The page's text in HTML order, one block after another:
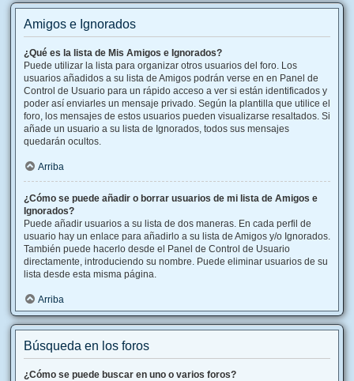
Amigos e Ignorados
¿Qué es la lista de Mis Amigos e Ignorados?
Puede utilizar la lista para organizar otros usuarios del foro. Los
usuarios añadidos a su lista de Amigos podrán verse en en Panel de
Control de Usuario para un rápido acceso a ver si están identificados y
poder así enviarles un mensaje privado. Según la plantilla que utilice el
foro, los mensajes de estos usuarios pueden visualizarse resaltados. Si
añade un usuario a su lista de Ignorados, todos sus mensajes
quedarán ocultos.
Arriba
¿Cómo se puede añadir o borrar usuarios de mi lista de Amigos e
Ignorados?
Puede añadir usuarios a su lista de dos maneras. En cada perfil de
usuario hay un enlace para añadirlo a su lista de Amigos y/o Ignorados.
También puede hacerlo desde el Panel de Control de Usuario
directamente, introduciendo su nombre. Puede eliminar usuarios de su
lista desde esta misma página.
Arriba
Búsqueda en los foros
¿Cómo se puede buscar en uno o varios foros?